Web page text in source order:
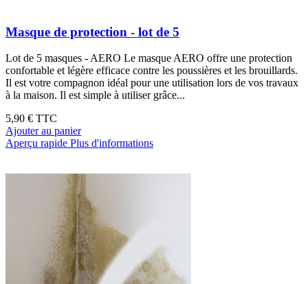
Masque de protection - lot de 5
Lot de 5 masques - AERO Le masque AERO offre une protection
confortable et légère efficace contre les poussières et les brouillards.
Il est votre compagnon idéal pour une utilisation lors de vos travaux
à la maison. Il est simple à utiliser grâce...
5,90 € TTC
Ajouter au panier
Aperçu rapide Plus d'informations